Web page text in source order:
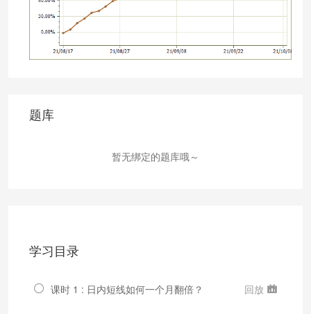
题库
暂无绑定的题库哦～
学习目录
课时 1 : 日内短线如何一个月翻倍？ 回放